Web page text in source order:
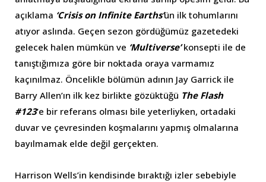
açıklama ‘Crisis on Infinite Earths’ün ilk tohumlarını
atıyor aslında. Geçen sezon gördüğümüz gazetedeki
gelecek halen mümkün ve ‘Multiverse’konsepti ile de
tanıştığımıza göre bir noktada oraya varmamız
kaçınılmaz. Öncelikle bölümün adının Jay Garrick ile
Barry Allen’ın ilk kez birlikte gözüktüğü The Flash
#123‘e bir referans olması bile yeterliyken, ortadaki
duvar ve çevresinden koşmalarını yapmış olmalarına
bayılmamak elde değil gerçekten.
Harrison Wells’in kendisinde bıraktığı izler sebebiyle